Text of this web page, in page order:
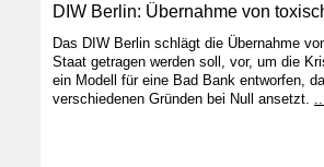
DIW Berlin: Übernahme von
Das DIW Berlin schlägt die Übernahme
Staat getragen werden soll, vor, um die
ein Modell für eine Bad Bank entworfen,
verschiedenen Gründen bei Null ansetzt.